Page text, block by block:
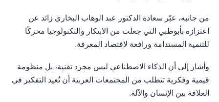
من جانبه، عبّر سعادة الدكتور عبد الوهاب البخاري زائد عن
اعتزازه بأبوظبي التي جعلت من الابتكار والتكنولوجيا محركًا
للتنمية المستدامة ورافعة لاقتصاد المعرفة.
وأشار إلى أن الذكاء الاصطناعي ليس مجرد تقنية، بل منظومة
قيمية وفكرية تتطلب من المجتمعات العربية أن تُعيد التفكير في
العلاقة بين الإنسان والآلة.